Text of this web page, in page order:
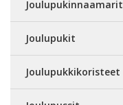
Joulupukinnaamarit
Joulupukit
Joulupukkikoristeet